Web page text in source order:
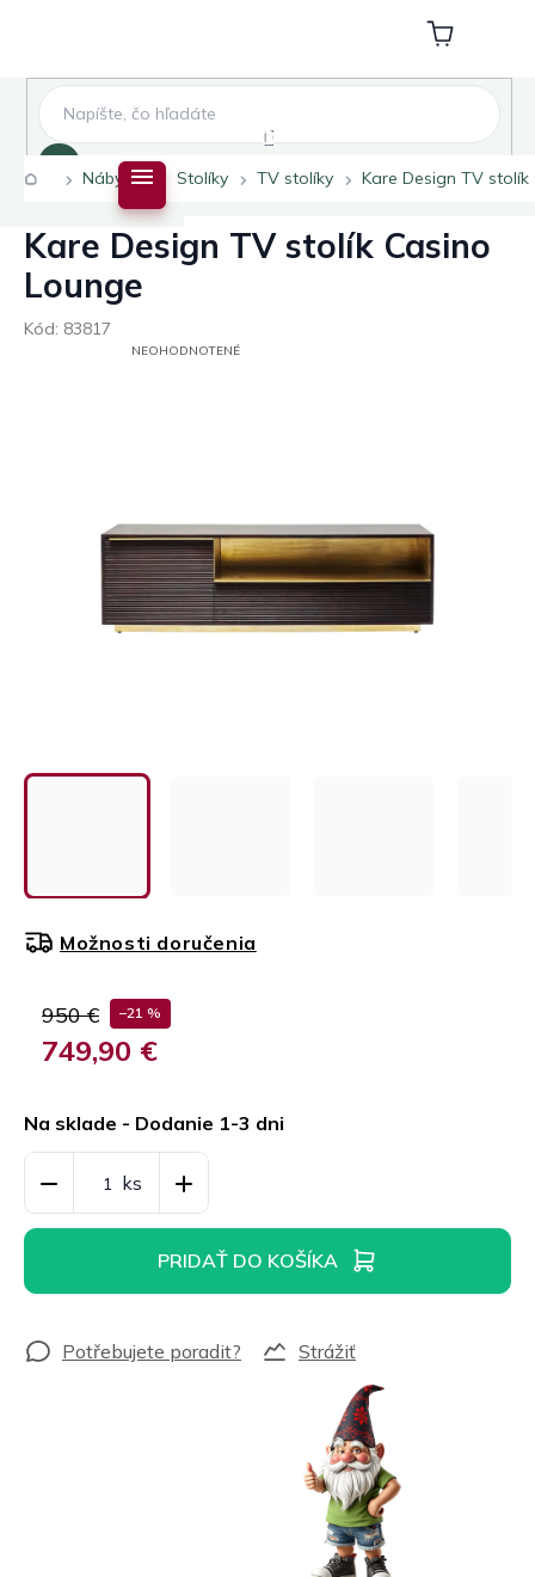
Nákupný
košík
Domov
Nábytok Stolíky TV stolíky Kare Design TV
Kare Design TV stolík Casino
Lounge
Kód: 83817
PRIEMERNÉNEOHODNOTENÉ
950 € –21 %
749,90 €
cena:
Na sklade - Dodanie 1-3 dni
Možnosti doručenia
PRIDAŤ DO KOŠÍKA
Strážiť